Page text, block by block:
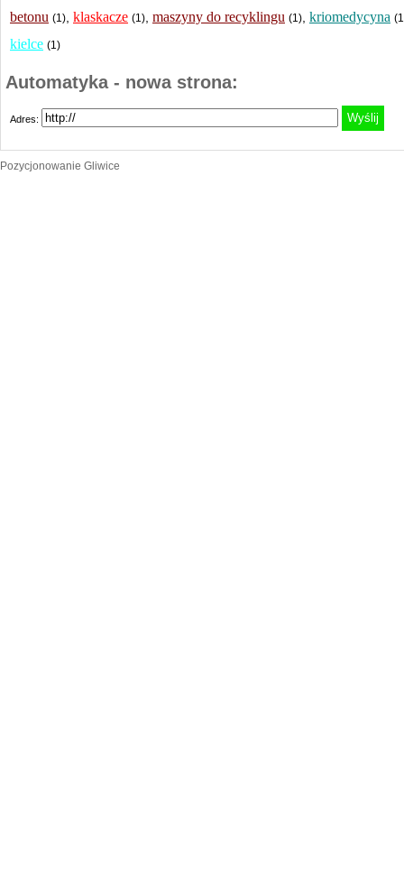
betonu (1), klaskacze (1), maszyny do recyklingu (1), kriomedycyna
kielce (1)
Automatyka - nowa strona:
Adres:
Pozycjonowanie Gliwice